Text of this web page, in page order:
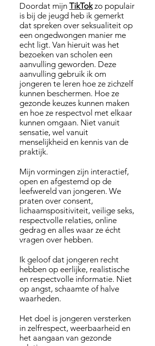
Doordat mijn TikTokzo populair
is bij de jeugd heb ik gemerkt
dat spreken over seksualiteit op
een ongedwongen manier me
echt ligt. Van hieruit was het
bezoeken van scholen een
aanvulling geworden. Deze
aanvulling gebruik ik om
jongeren te leren hoe ze zichzelf
kunnen beschermen. Hoe ze
gezonde keuzes kunnen maken
en hoe ze respectvol met elkaar
kunnen omgaan. Niet vanuit
sensatie, wel vanuit
menselijkheid en kennis van de
praktijk.
Mijn vormingen zijn interactief,
open en afgestemd op de
leefwereld van jongeren. We
praten over consent,
lichaamspositiviteit, veilige seks,
respectvolle relaties, online
gedrag en alles waar ze écht
vragen over hebben.
Ik geloof dat jongeren recht
hebben op eerlijke, realistische
en respectvolle informatie. Niet
op angst, schaamte of halve
waarheden.
Het doel is jongeren versterken
in zelfrespect, weerbaarheid en
het aangaan van gezonde